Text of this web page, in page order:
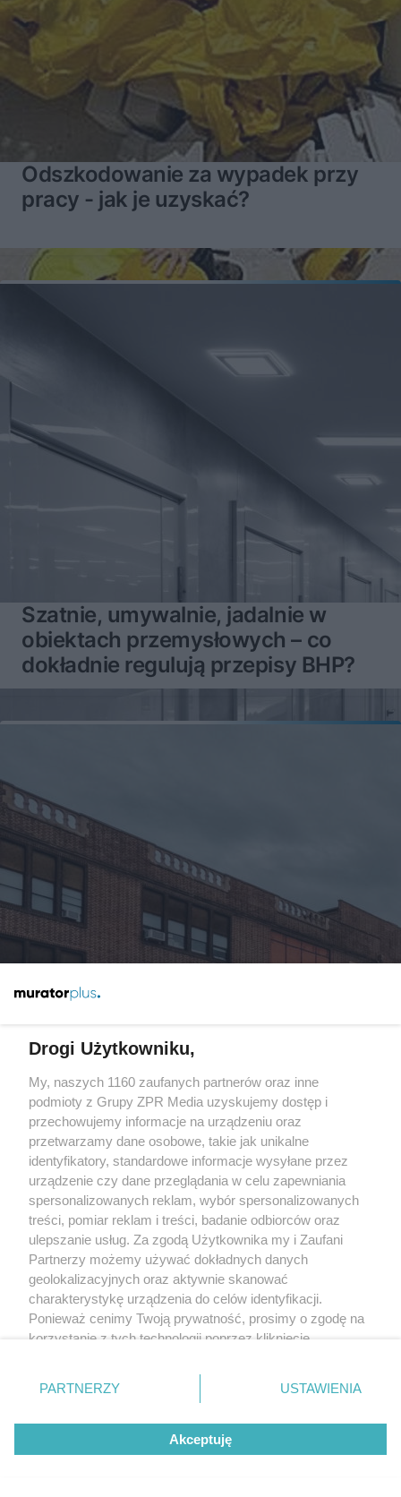
Odszkodowanie za wypadek przy
pracy - jak je uzyskać?
Szatnie, umywalnie, jadalnie w
obiektach przemysłowych – co
dokładnie regulują przepisy BHP?
Rozbiórki i zmiany sposobu
użytkowania budynków –
procedury i obowiązki
Drogi Użytkowniku,
My, naszych 1160 zaufanych partnerów oraz inne
podmioty z Grupy ZPR Media uzyskujemy dostęp i
przechowujemy informacje na urządzeniu oraz
przetwarzamy dane osobowe, takie jak unikalne
identyfikatory, standardowe informacje wysyłane przez
urządzenie czy dane przeglądania w celu zapewniania
spersonalizowanych reklam, wybór spersonalizowanych
treści, pomiar reklam i treści, badanie odbiorców oraz
ulepszanie usług. Za zgodą Użytkownika my i Zaufani
Partnerzy możemy używać dokładnych danych
geolokalizacyjnych oraz aktywnie skanować
charakterystykę urządzenia do celów identyfikacji.
Ponieważ cenimy Twoją prywatność, prosimy o zgodę na
korzystanie z tych technologii poprzez kliknięcie
zmienić/wycofać klikając przycisk ustawień prywatności
znajdujący się w lewym dolnym rogu strony
rodzaje przetwarzania danych nie wymagają zgody
użytkownika, ale masz prawo sprzeciwić się takiemu
przetwarzaniu. Preferencje będą miały zastosowanie tylko
PARTNERZY USTAWIENIA
Akceptuję